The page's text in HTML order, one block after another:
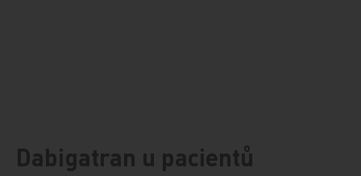
Dabigatran u pacientů